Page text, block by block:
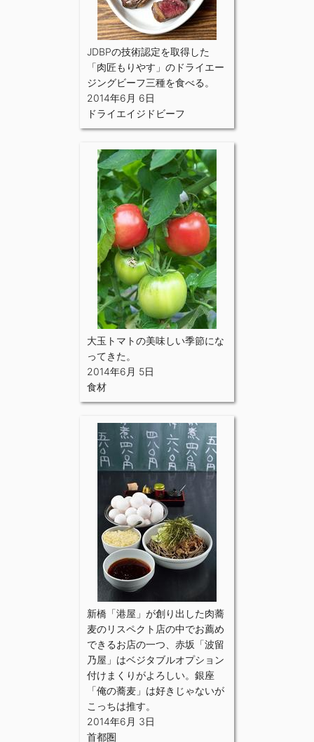
JDBPの技術認定を取得した
「肉匠もりやす」のドライエー
ジングビーフ三種を食べる。
2014年6月 6日
ドライエイジドビーフ
大玉トマトの美味しい季節にな
ってきた。
2014年6月 5日
食材
新橋「港屋」が創り出した肉蕎
麦のリスペクト店の中でお薦め
できるお店の一つ、赤坂「波留
乃屋」はベジタブルオプション
付けまくりがよろしい。銀座
「俺の蕎麦」は好きじゃないが
こっちは推す。
2014年6月 3日
首都圏